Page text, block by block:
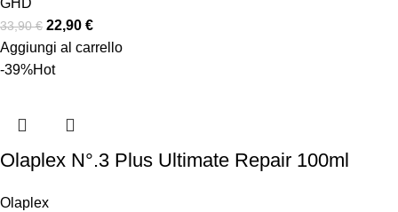
GHD
33,90€ 22,90 €
Aggiungi al carrello
-39%Hot
Olaplex N°.3 Plus Ultimate Repair 100ml
Olaplex